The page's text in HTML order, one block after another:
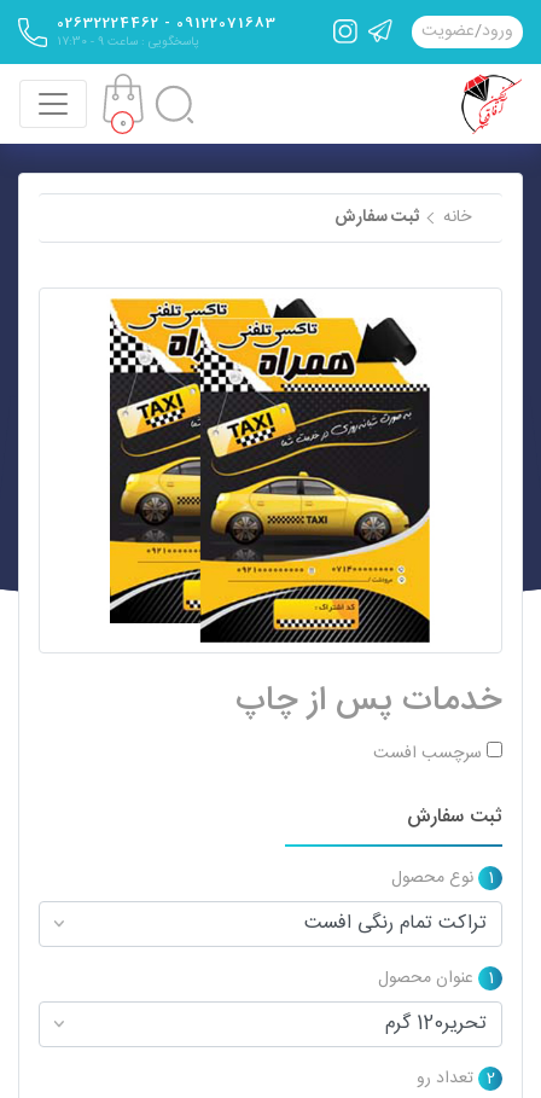
ورود/عضویت 09122071683 - 02632224462
پاسخگویی : ساعت 9 - 17:30
0
خانه ثبت سفارش
خدمات پس از چاپ
سرچسب افست
ثبت سفارش
1 نوع محصول
1 عنوان محصول
2 تعداد رو